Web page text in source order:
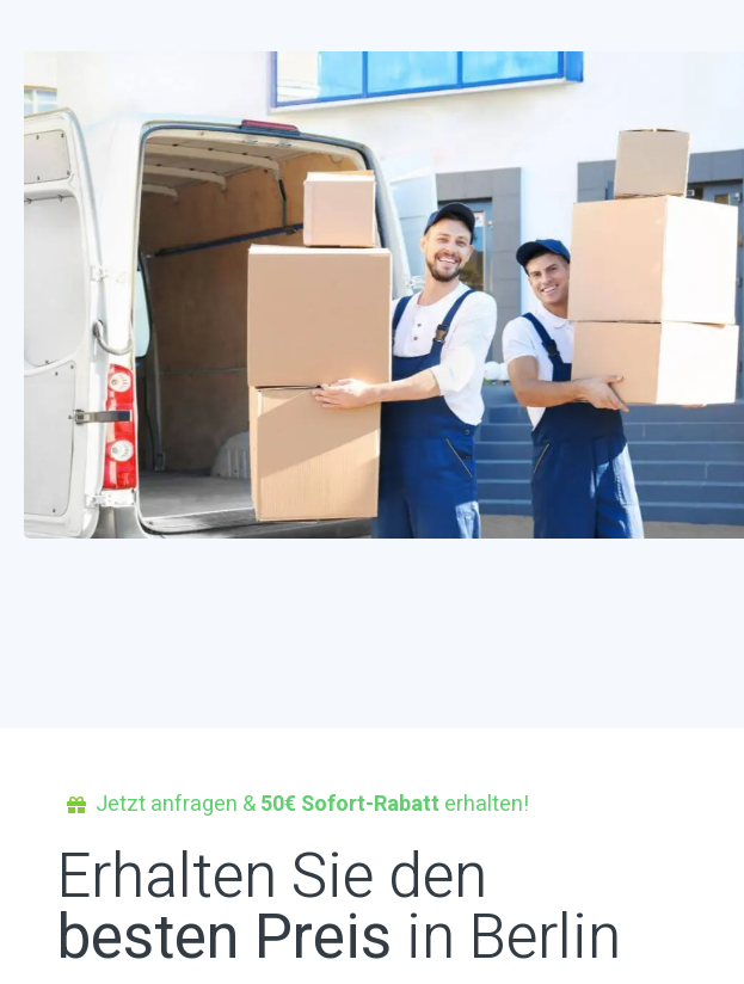
Jetzt anfragen &50€ Sofort-Rabatt erhalten!
Erhalten Sie den
besten Preis in Berlin